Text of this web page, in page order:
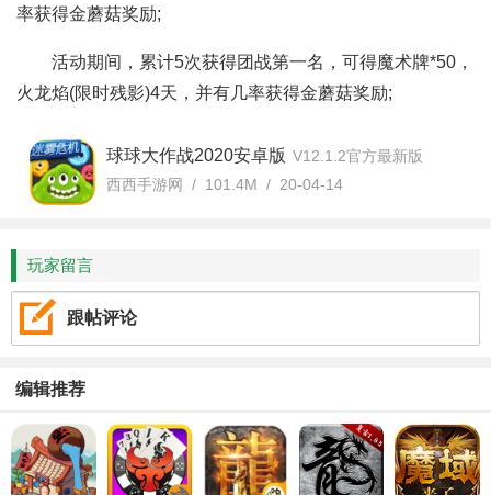
率获得金蘑菇奖励;
活动期间，累计5次获得团战第一名，可得魔术牌*50，
火龙焰(限时残影)4天，并有几率获得金蘑菇奖励;
球球大作战2020安卓版 V12.1.2官方最新版
西西手游网 / 101.4M / 20-04-14
玩家留言
跟帖评论
编辑推荐